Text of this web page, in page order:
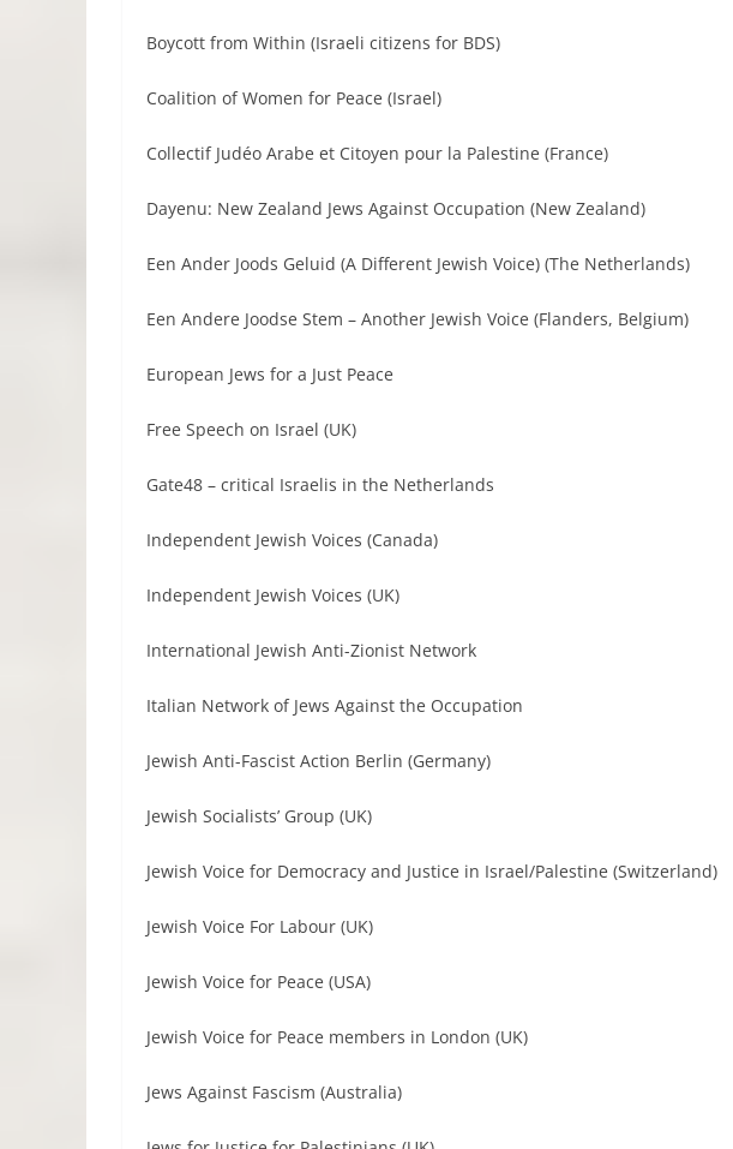
Boycott from Within (Israeli citizens for BDS)
Coalition of Women for Peace (Israel)
Collectif Judéo Arabe et Citoyen pour la Palestine (France)
Dayenu: New Zealand Jews Against Occupation (New Zealand)
Een Ander Joods Geluid (A Different Jewish Voice) (The Netherlands)
Een Andere Joodse Stem – Another Jewish Voice (Flanders, Belgium)
European Jews for a Just Peace
Free Speech on Israel (UK)
Gate48 – critical Israelis in the Netherlands
Independent Jewish Voices (Canada)
Independent Jewish Voices (UK)
International Jewish Anti-Zionist Network
Italian Network of Jews Against the Occupation
Jewish Anti-Fascist Action Berlin (Germany)
Jewish Socialists’ Group (UK)
Jewish Voice for Democracy and Justice in Israel/Palestine (Switzerland)
Jewish Voice For Labour (UK)
Jewish Voice for Peace (USA)
Jewish Voice for Peace members in London (UK)
Jews Against Fascism (Australia)